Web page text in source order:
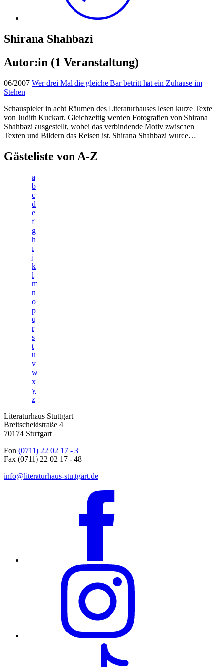
Shirana Shahbazi
Autor:in (1 Veranstaltung)
06/2007 Wer drei Mal die gleiche Bar betritt hat ein Zuhause im
Stehen
Schauspieler in acht Räumen des Literaturhauses lesen kurze Texte
von Judith Kuckart. Gleichzeitig werden Fotografien von Shirana
Shahbazi ausgestellt, wobei das verbindende Motiv zwischen
Texten und Bildern das Reisen ist. Shirana Shahbazi wurde…
Gästeliste von A-Z
a
b
c
d
e
f
g
h
i
j
k
l
m
n
o
p
q
r
s
t
u
v
w
x
y
z
Literaturhaus Stuttgart
Breitscheidstraße 4
70174 Stuttgart
Fon (0711) 22 02 17 - 3
Fax (0711) 22 02 17 - 48
info@literaturhaus-stuttgart.de